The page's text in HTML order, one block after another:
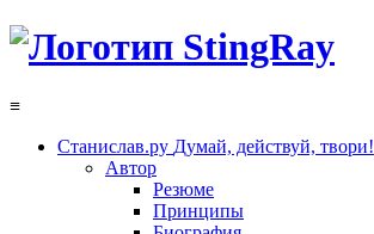
≡
Станислав.ру Думай, действуй, твори!
Автор
Резюме
Принципы